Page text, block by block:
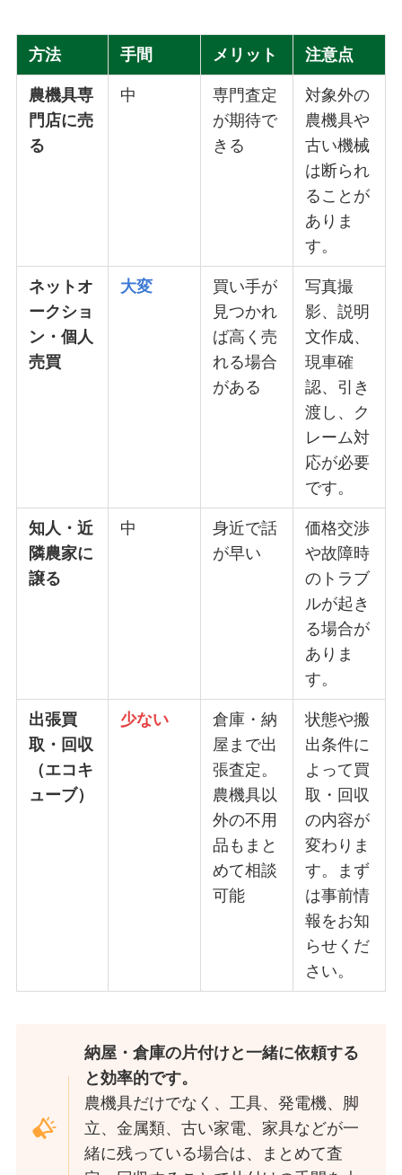
方法 手間 メリット 注意点
農機具専
門店に売
る
中
専門査定
が期待で
きる
対象外の
農機具や
古い機械
は断られ
ることが
ありま
す。
ネットオ
ークショ
ン・個人
売買
大変
買い手が
見つかれ
ば高く売
れる場合
がある
写真撮
影、説明
文作成、
現車確
認、引き
渡し、ク
レーム対
応が必要
です。
知人・近
隣農家に
譲る
中
身近で話
が早い
価格交渉
や故障時
のトラブ
ルが起き
る場合が
ありま
す。
出張買
取・回収
（エコキ
ューブ）
少ない
倉庫・納
屋まで出
張査定。
農機具以
外の不用
品もまと
めて相談
可能
状態や搬
出条件に
よって買
取・回収
の内容が
変わりま
す。まず
は事前情
報をお知
らせくだ
さい。
納屋・倉庫の片付けと一緒に依頼する
と効率的です。
農機具だけでなく、工具、発電機、脚
立、金属類、古い家電、家具などが一
緒に残っている場合は、まとめて査